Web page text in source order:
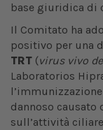
base giuridica di
Il Comitato ha
positivo per una
TRT (virus vivo
Laboratorios
dannoso
sull’attività